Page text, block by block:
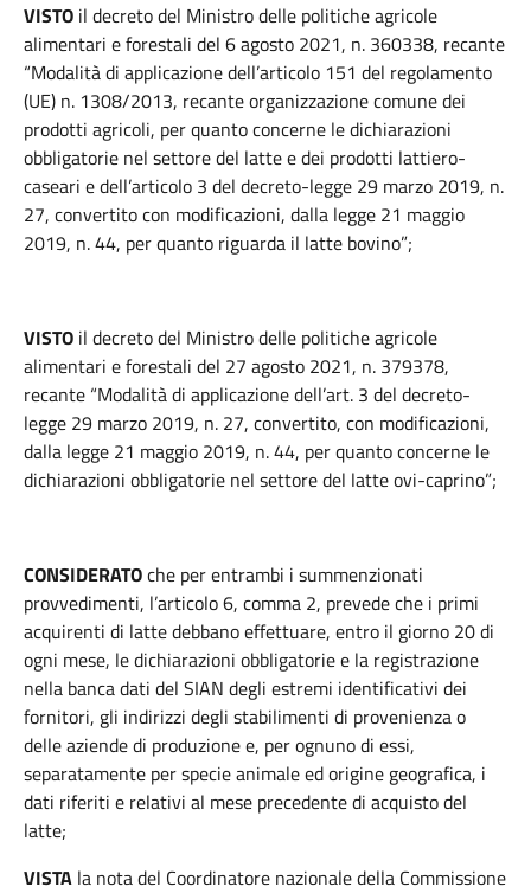
VISTO il decreto del Ministro delle politiche agricole
alimentari e forestali del 6 agosto 2021, n. 360338, recante
“Modalità di applicazione dell’articolo 151 del regolamento
(UE) n. 1308/2013, recante organizzazione comune dei
prodotti agricoli, per quanto concerne le dichiarazioni
obbligatorie nel settore del latte e dei prodotti lattiero-
caseari e dell’articolo 3 del decreto-legge 29 marzo 2019, n.
27, convertito con modificazioni, dalla legge 21 maggio
2019, n. 44, per quanto riguarda il latte bovino”;
VISTO il decreto del Ministro delle politiche agricole
alimentari e forestali del 27 agosto 2021, n. 379378,
recante “Modalità di applicazione dell’art. 3 del decreto-
legge 29 marzo 2019, n. 27, convertito, con modificazioni,
dalla legge 21 maggio 2019, n. 44, per quanto concerne le
dichiarazioni obbligatorie nel settore del latte ovi-caprino”;
CONSIDERATOche per entrambi i summenzionati
provvedimenti, l’articolo 6, comma 2, prevede che i primi
acquirenti di latte debbano effettuare, entro il giorno 20 di
ogni mese, le dichiarazioni obbligatorie e la registrazione
nella banca dati del SIAN degli estremi identificativi dei
fornitori, gli indirizzi degli stabilimenti di provenienza o
delle aziende di produzione e, per ognuno di essi,
separatamente per specie animale ed origine geografica, i
dati riferiti e relativi al mese precedente di acquisto del
latte;
VISTA la nota del Coordinatore nazionale della Commissione